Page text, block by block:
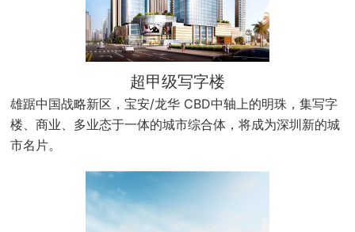
超甲级写字楼
雄踞中国战略新区，宝安/龙华 CBD中轴上的明珠，集写字
楼、商业、多业态于一体的城市综合体，将成为深圳新的城
市名片。